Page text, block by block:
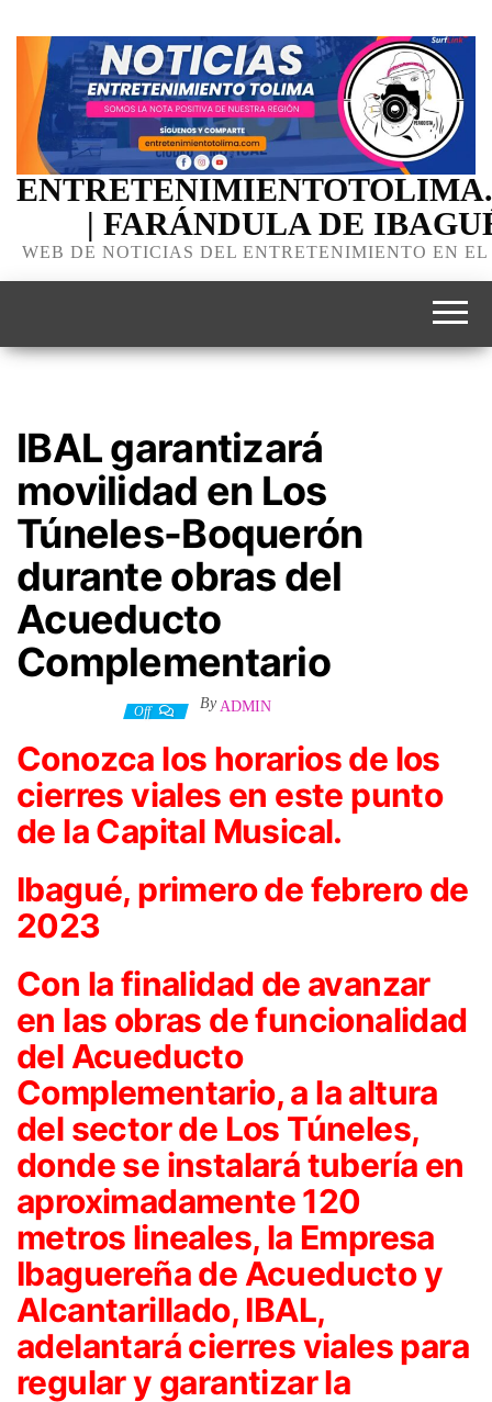
| FARÁNDULA DE
WEB DE NOTICIAS DEL ENTRETENIMIENTO EN
IBAL garantizará
movilidad en Los
Túneles-Boquerón
durante obras del
Acueducto
Complementario
Off By ADMIN
Conozca los horarios de los
cierres viales en este punto
de la Capital Musical.
Ibagué, primero de febrero de
2023
Con la finalidad de avanzar
en las obras de funcionalidad
del Acueducto
Complementario, a la altura
del sector de Los Túneles,
donde se instalará tubería en
aproximadamente 120
metros lineales, la Empresa
Ibaguereña de Acueducto y
Alcantarillado, IBAL,
adelantará cierres viales para
regular y garantizar la